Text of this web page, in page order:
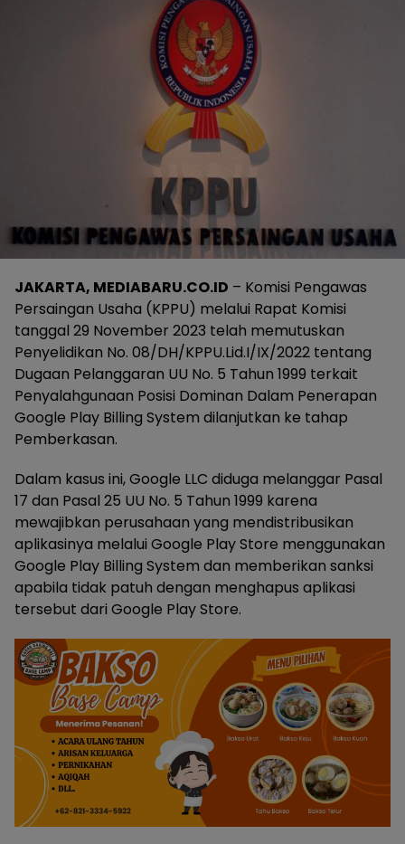
JAKARTA, MEDIABARU.CO.ID – Komisi Pengawas
Persaingan Usaha (KPPU) melalui Rapat Komisi
tanggal 29 November 2023 telah memutuskan
Penyelidikan No. 08/DH/KPPU.Lid.I/IX/2022 tentang
Dugaan Pelanggaran UU No. 5 Tahun 1999 terkait
Penyalahgunaan Posisi Dominan Dalam Penerapan
Google Play Billing System dilanjutkan ke tahap
Pemberkasan.
Dalam kasus ini, Google LLC diduga melanggar Pasal
17 dan Pasal 25 UU No. 5 Tahun 1999 karena
mewajibkan perusahaan yang mendistribusikan
aplikasinya melalui Google Play Store menggunakan
Google Play Billing System dan memberikan sanksi
apabila tidak patuh dengan menghapus aplikasi
tersebut dari Google Play Store.